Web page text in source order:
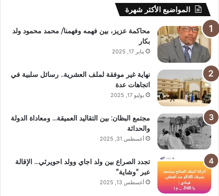
المواضيع الأكثر شهرة
محاكمة عزيز، بين فهمه وفهمنا/ محمد محمود ولد
بكار
يناير 17, 2025
نهاية غير موفقة لملف العشرية.. رسائل سلبية في
اتجاهات عدة
يوليو 17, 2025
مجتمع البظان: بين التقاليد العميقة… ومعاداة الدولة
والحداثة
أغسطس 31, 2025
تجدد الصراع بين ولد اجاي وولد احويرثي… الإقالة
عبر “وشاية”
أغسطس 13, 2025